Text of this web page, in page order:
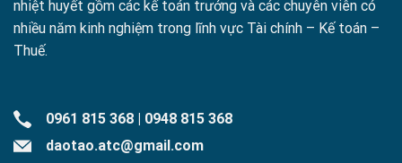
nhiệt huyết gồm các kế toán trưởng và các chuyên viên có
nhiều năm kinh nghiệm trong lĩnh vực Tài chính – Kế toán –
Thuế.
0961 815 368 | 0948 815 368
daotao.atc@gmail.com